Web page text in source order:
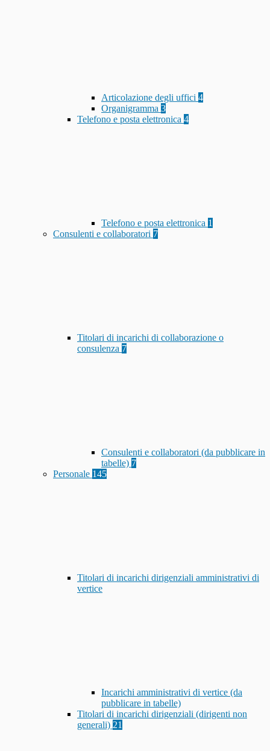
Articolazione degli uffici 4
Organigramma 3
Telefono e posta elettronica 4
Telefono e posta elettronica 1
Consulenti e collaboratori 7
Titolari di incarichi di collaborazione o
consulenza 7
Consulenti e collaboratori (da pubblicare in
tabelle) 7
Personale 145
Titolari di incarichi dirigenziali amministrativi di
vertice
Incarichi amministrativi di vertice (da
pubblicare in tabelle)
Titolari di incarichi dirigenziali (dirigenti non
generali) 21